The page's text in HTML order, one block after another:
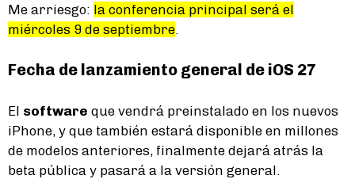
Me arriesgo: la conferencia principal será el
miércoles 9 de septiembre
Fecha de lanzamiento general de iOS 27
El software que vendrá preinstalado en los nuevos
iPhone, y que también estará disponible en millones
de modelos anteriores, finalmente dejará atrás la
beta pública y pasará a la versión general.